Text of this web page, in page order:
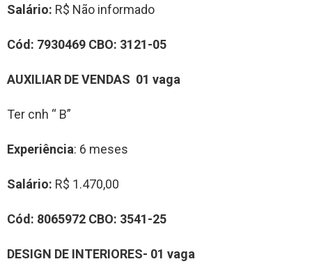
Salário: R$ Não informado
Cód: 7930469 CBO: 3121-05
AUXILIAR DEVENDAS 01 vaga
Ter cnh “ B”
Experiência: 6 meses
Salário: R$ 1.470,00
Cód: 8065972 CBO: 3541-25
DESIGN DE INTERIORES- 01 vaga